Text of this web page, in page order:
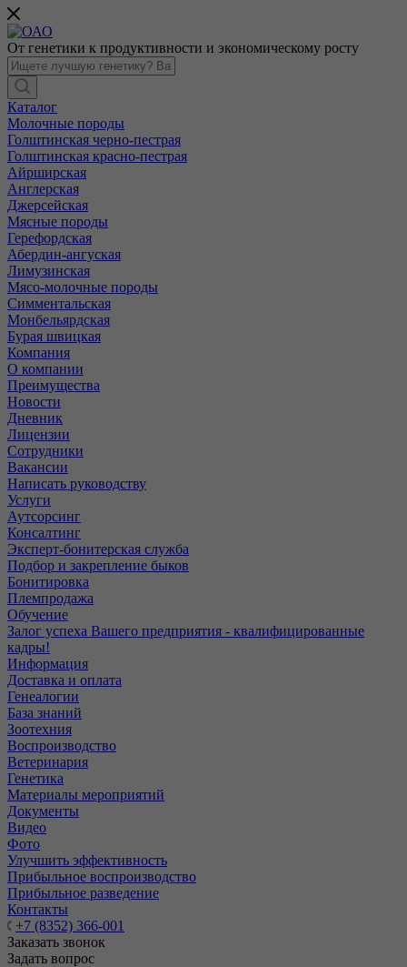
От генетики к продуктивности и экономическому росту
Каталог
Молочные породы
Голштинская черно-пестрая
Голштинская красно-пестрая
Айрширская
Англерская
Джерсейская
Мясные породы
Герефордская
Абердин-ангуская
Лимузинская
Мясо-молочные породы
Симментальская
Монбельярдская
Бурая швицкая
Компания
О компании
Преимущества
Новости
Дневник
Лицензии
Сотрудники
Вакансии
Написать руководству
Услуги
Аутсорсинг
Консалтинг
Эксперт-бонитерская служба
Подбор и закрепление быков
Бонитировка
Племпродажа
Обучение
Залог успеха Вашего предприятия - квалифицированные
кадры!
Информация
Доставка и оплата
Генеалогии
База знаний
Зоотехния
Воспроизводство
Ветеринария
Генетика
Материалы мероприятий
Документы
Видео
Фото
Улучшить эффективность
Прибыльное воспроизводство
Прибыльное разведение
Контакты
+7 (8352) 366-001
Заказать звонок
Задать вопрос